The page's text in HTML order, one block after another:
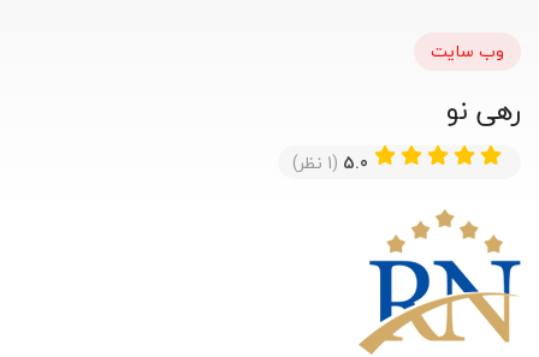
وب سایت
رهی نو
5.0 (1 نظر)